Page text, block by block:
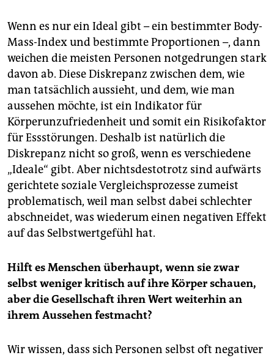
Wenn es nur ein Ideal gibt – ein bestimmter Body-
Mass-Index und bestimmte Proportionen –, dann
weichen die meisten Personen notgedrungen stark
davon ab. Diese Diskrepanz zwischen dem, wie
man tatsächlich aussieht, und dem, wie man
aussehen möchte, ist ein Indikator für
Körperunzufriedenheit und somit ein Risikofaktor
für Essstörungen. Deshalb ist natürlich die
Diskrepanz nicht so groß, wenn es verschiedene
„Ideale“ gibt. Aber nichtsdestotrotz sind aufwärts
gerichtete soziale Vergleichs­prozesse zumeist
problematisch, weil man selbst dabei schlechter
abschneidet, was wiederum einen negativen Effekt
auf das Selbstwertgefühl hat.
Hilft es Menschen überhaupt, wenn sie zwar
selbst weniger kritisch auf ihre Körper schauen,
aber die Gesellschaft ihren Wert weiterhin an
ihrem Aussehen festmacht?
Wir wissen, dass sich Personen selbst oft negativer